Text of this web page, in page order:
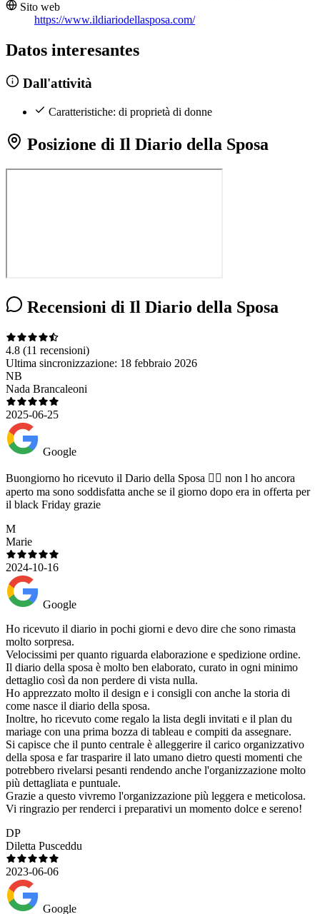
Sito web
https://www.ildiariodellasposa.com/
Datos interesantes
Dall'attività
Caratteristiche: di proprietà di donne
Posizione di Il Diario della Sposa
Recensioni di Il Diario della Sposa
4.8 (11 recensioni)
Ultima sincronizzazione: 18 febbraio 2026
NB
Nada Brancaleoni
2025-06-25
Google
Buongiorno ho ricevuto il Dario della Sposa 👰‍♀️ non l ho ancora
aperto ma sono soddisfatta anche se il giorno dopo era in offerta per
il black Friday grazie
M
Marie
2024-10-16
Google
Ho ricevuto il diario in pochi giorni e devo dire che sono rimasta
molto sorpresa.
Velocissimi per quanto riguarda elaborazione e spedizione ordine.
Il diario della sposa è molto ben elaborato, curato in ogni minimo
dettaglio così da non perdere di vista nulla.
Ho apprezzato molto il design e i consigli con anche la storia di
come nasce il diario della sposa.
Inoltre, ho ricevuto come regalo la lista degli invitati e il plan du
mariage con una prima bozza di tableau e compiti da assegnare.
Si capisce che il punto centrale è alleggerire il carico organizzativo
della sposa e far trasparire il lato umano dietro questi momenti che
potrebbero rivelarsi pesanti rendendo anche l'organizzazione molto
più dettagliata e puntuale.
Grazie a questo vivremo l'organizzazione più leggera e meticolosa.
Vi ringrazio per renderci i preparativi un momento dolce e sereno!
DP
Diletta Pusceddu
2023-06-06
Google